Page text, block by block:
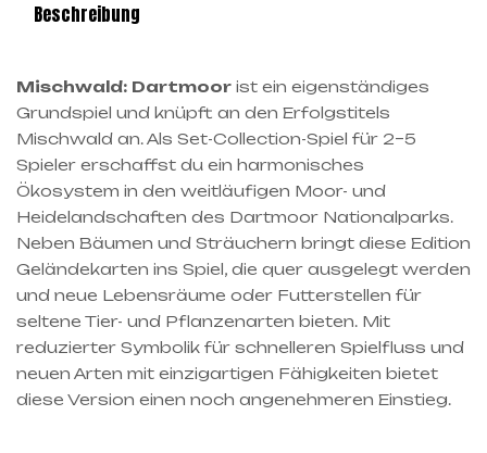
Beschreibung
Mischwald: Dartmoor ist ein eigenständiges
Grundspiel und knüpft an den Erfolgstitels
Mischwald an. Als Set-Collection-Spiel für 2–5
Spieler erschaffst du ein harmonisches
Ökosystem in den weitläufigen Moor- und
Heidelandschaften des Dartmoor Nationalparks.
Neben Bäumen und Sträuchern bringt diese Edition
Geländekarten ins Spiel, die quer ausgelegt werden
und neue Lebensräume oder Futterstellen für
seltene Tier- und Pflanzenarten bieten. Mit
reduzierter Symbolik für schnelleren Spielfluss und
neuen Arten mit einzigartigen Fähigkeiten bietet
diese Version einen noch angenehmeren Einstieg.